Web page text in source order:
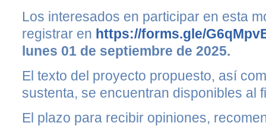
Los interesados en participar en esta
registrar en https://forms.gle/
lunes 01 de septiembre de 2025.
El texto del proyecto propuesto, así
sustenta, se encuentran disponibles al
El plazo para recibir opiniones,